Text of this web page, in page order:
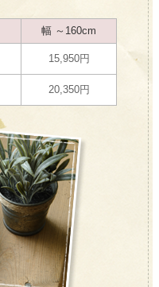
幅 ～160cm
15,950円
20,350円